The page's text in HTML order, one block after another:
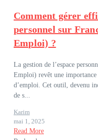
Comment gérer
personnel sur
Emploi) ?
La gestion de l’espace
Emploi) revêt une importance
d’emploi. Cet outil, devenu
de s...
Karim
mai 1, 2025
Read More